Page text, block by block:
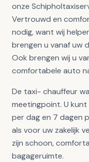
onze
Vertrouwd en
nodig, want wij
brengen u vanaf uw
Ook brengen wij u
comfortabele auto
De taxi- chauffeur
meetingpoint. U
per dag en 7 dagen
als voor uw zakelijk
zijn schoon,
bagageruimte.